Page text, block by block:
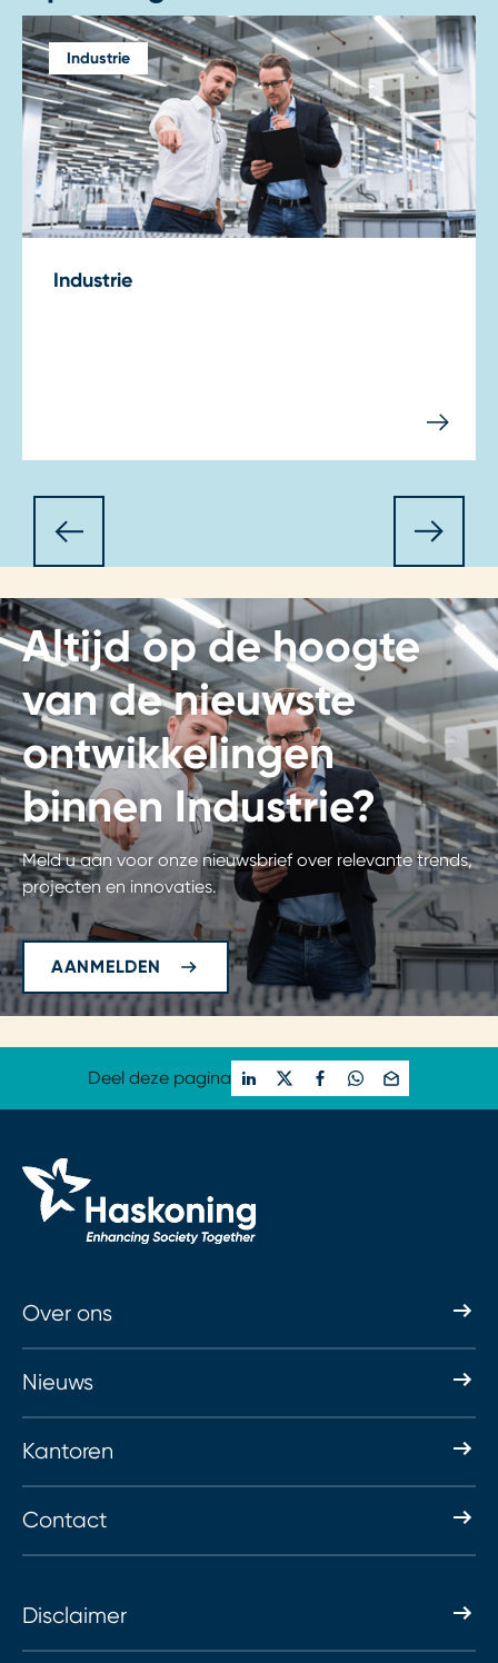
Industrie
Industrie
Altijd op de hoogte
van de nieuwste
ontwikkelingen
binnen Industrie?
Meld u aan voor onze nieuwsbrief over relevante trends,
projecten en innovaties.
AANMELDEN
Deel deze pagina
Over ons
Nieuws
Kantoren
Contact
Disclaimer